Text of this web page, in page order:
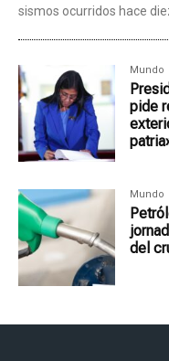
sismos ocurridos hace
Mundo
pide
Mundo
del